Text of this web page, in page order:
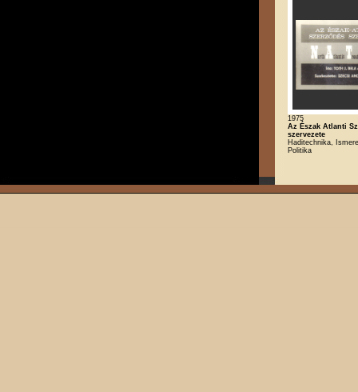
1975
Az Észak Atlanti
szervezete
Haditechnika,
Politika